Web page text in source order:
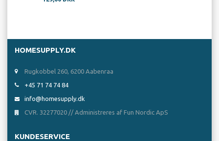
HOMESUPPLY.DK
Rugkobbel 260, 6200 Aabenraa
+45 71 74 74 84
info@homesupply.dk
CVR. 32277020 // Administreres af Fun Nordic ApS
KUNDESERVICE